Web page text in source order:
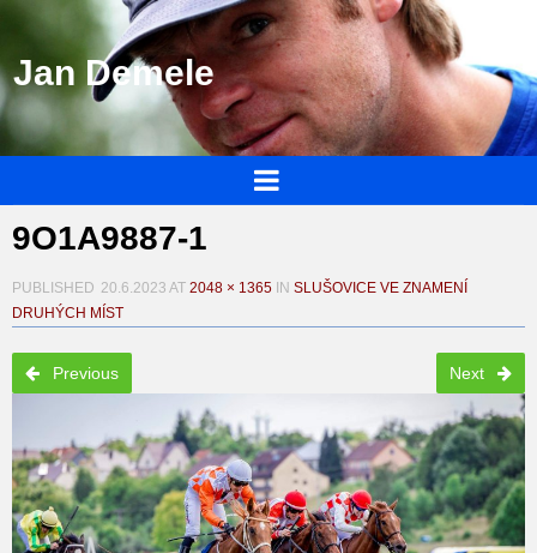
Jan Demele
9O1A9887-1
PUBLISHED 20.6.2023 AT 2048 × 1365 IN SLUŠOVICE VE ZNAMENÍ
DRUHÝCH MÍST
Previous Next